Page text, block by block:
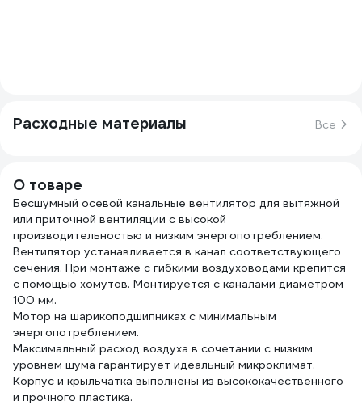
Расходные материалы Все
О товаре
Бесшумный осевой канальные вентилятор для вытяжной
или приточной вентиляции с высокой
производительностью и низким энергопотреблением.
Вентилятор устанавливается в канал соответствующего
сечения. При монтаже с гибкими воздуховодами крепится
с помощью хомутов. Монтируется с каналами диаметром
100 мм.
Мотор на шарикоподшипниках с минимальным
энергопотреблением.
Максимальный расход воздуха в сочетании с низким
уровнем шума гарантирует идеальный микроклимат.
Корпус и крыльчатка выполнены из высококачественного
и прочного пластика.